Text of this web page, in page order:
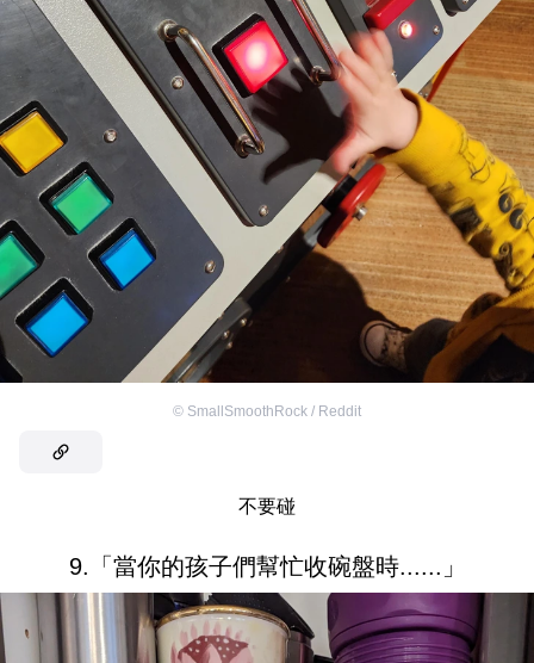
© SmallSmoothRock / Reddit
不要碰
9.「當你的孩子們幫忙收碗盤時......」